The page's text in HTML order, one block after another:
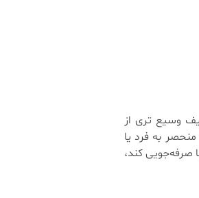
وسیع تری از
به فرد یا
صرفه‌جویی کند،